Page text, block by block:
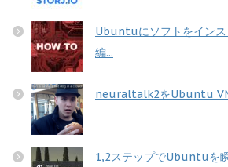
Ubuntuにソフトをインス
編...
neuraltalk2をUbuntu
1,2ステップでUbuntuを